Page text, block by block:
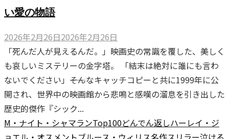
い愛の物語
2026年2月26日2026年2月26日
「死んだ人が見えるんだ。」映画史の常識を覆した、美しく
も哀しいミステリーの金字塔。 「結末は絶対に誰にも言わ
ないでください」――そんなキャッチコピーと共に1999年に公
開され、世界中の映画館から悲鳴と感嘆の溜息を引き出した
歴史的傑作『シック...
M・ナイト・シャマランTop100どんでん返しハーレイ・ジ